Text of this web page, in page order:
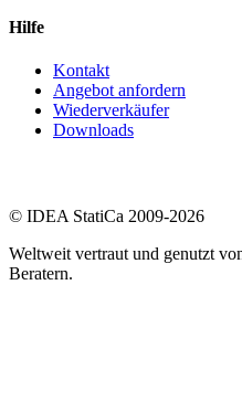
Hilfe
Kontakt
Angebot anfordern
Wiederverkäufer
Downloads
© IDEA StatiCa 2009-2026
Weltweit vertraut und genutzt
Beratern.